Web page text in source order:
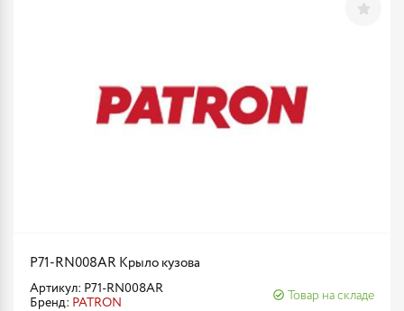
P71-RN008AR Крыло кузова
Артикул: P71-RN008AR
Бренд: PATRON
Товар на складе